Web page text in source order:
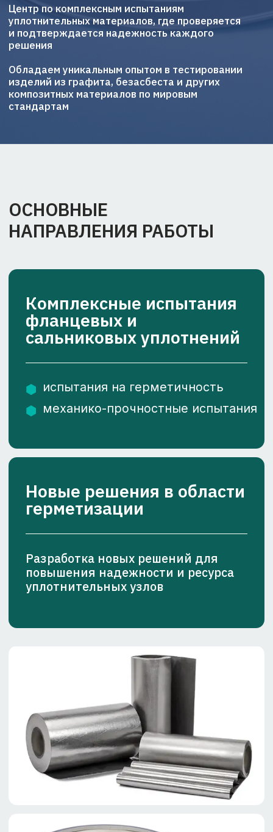
ОСНОВНЫЕ
НАПРАВЛЕНИЯ РАБОТЫ
Комплексные испытания
Новые решения в области
повышения надежности и ресурса
уплотнительных узлов
КОМПЕТЕНЦИИ ОТДЕЛА